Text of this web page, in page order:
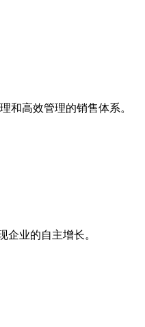
和高效管理的销售体系。
业的自主增长。